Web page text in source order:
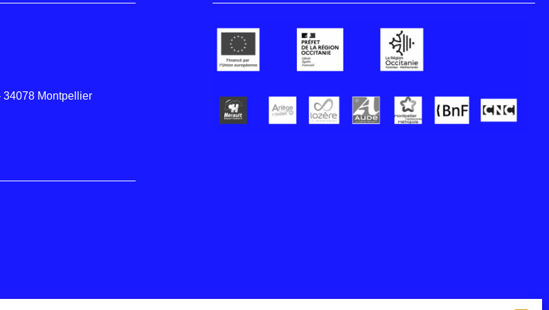
34078 Montpellier